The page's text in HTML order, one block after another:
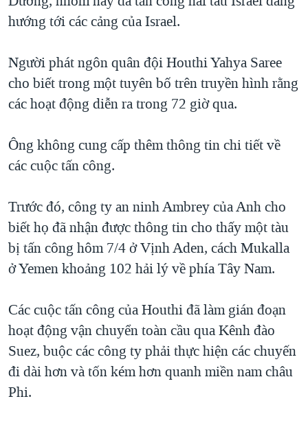
hướng tới các cảng của Israel.
Người phát ngôn quân đội Houthi Yahya Saree
cho biết trong một tuyên bố trên truyền hình rằng
các hoạt động diễn ra trong 72 giờ qua.
Ông không cung cấp thêm thông tin chi tiết về
các cuộc tấn công.
Trước đó, công ty an ninh Ambrey của Anh cho
biết họ đã nhận được thông tin cho thấy một tàu
bị tấn công hôm 7/4 ở Vịnh Aden, cách Mukalla
ở Yemen khoảng 102 hải lý về phía Tây Nam.
Các cuộc tấn công của Houthi đã làm gián đoạn
hoạt động vận chuyển toàn cầu qua Kênh đào
Suez, buộc các công ty phải thực hiện các chuyến
đi dài hơn và tốn kém hơn quanh miền nam châu
Phi.